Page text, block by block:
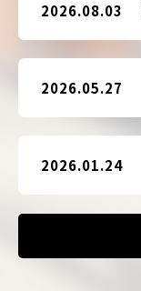
2026.08.03
2026.05.27
2026.01.24